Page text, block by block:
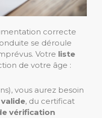
correcte
se déroule
Votre liste
de votre âge :
vous aurez besoin
, du certificat
vérification